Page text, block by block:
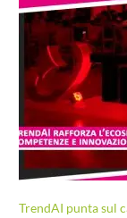
TrendAI punta sul